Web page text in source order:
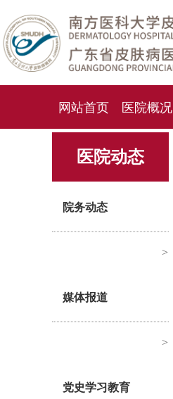
网站首页 医院概况
化妆品检测中心
医院动态
院务动态
>
媒体报道
>
党史学习教育